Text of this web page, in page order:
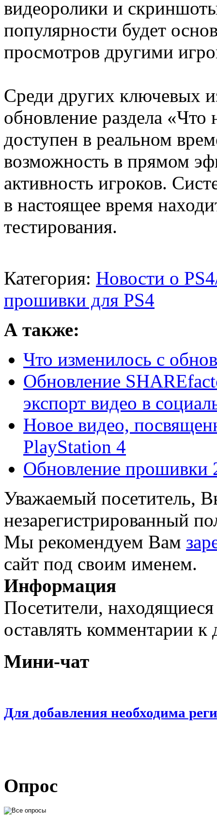
видеоролики и
популярности будет
просмотров другими
Среди других ключевых
обновление раздела «Что
доступен в реальном
возможность в прямом
активность игроков.
в настоящее время
тестирования.
Категория: Новости о
прошивки для PS4
А также:
Что изменилось с
Обновление
экспорт видео в
Новое видео,
PlayStation 4
Обновление прошивки
Уважаемый посетитель,
незарегистрированный
Мы рекомендуем Вам
сайт под своим именем.
Информация
Посетители,
оставлять комментарии
Мини-чат
Для добавления необходима
Опрос